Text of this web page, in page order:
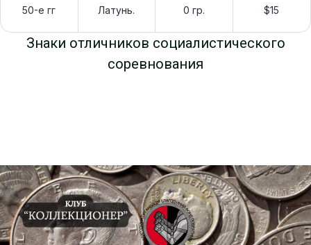
50-е гг Латунь. 0 гр. $15
Знаки отличников социалистического
соревнования